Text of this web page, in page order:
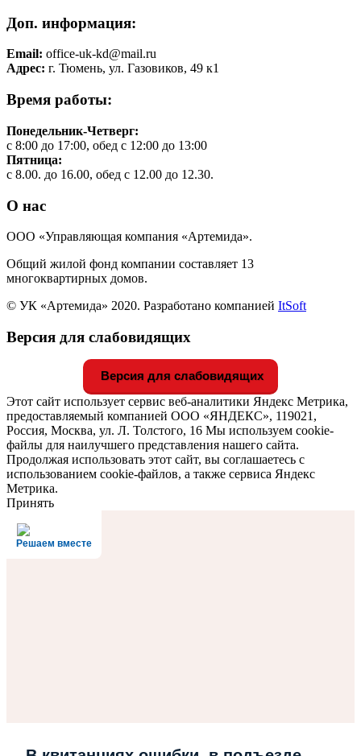
Доп. информация:
Email: office-uk-kd@mail.ru
Адрес: г. Тюмень, ул. Газовиков, 49 к1
Время работы:
Понедельник-Четверг:
с 8:00 до 17:00, обед с 12:00 до 13:00
Пятница:
с 8.00. до 16.00, обед с 12.00 до 12.30.
О нас
ООО «Управляющая компания «Артемида».
Общий жилой фонд компании составляет 13
многоквартирных домов.
© УК «Артемида» 2020. Разработано компанией ItSoft
Версия для слабовидящих
Версия для слабовидящих
Этот сайт использует сервис веб-аналитики Яндекс Метрика,
предоставляемый компанией ООО «ЯНДЕКС», 119021,
Россия, Москва, ул. Л. Толстого, 16 Мы используем cookie-
файлы для наилучшего представления нашего сайта.
Продолжая использовать этот сайт, вы соглашаетесь с
использованием cookie-файлов, а также сервиса Яндекс
Метрика.
Принять
Решаем вместе